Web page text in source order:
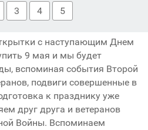
3 4 5
с наступающим Днем
9 мая и мы будет
вспоминая события Второй
подвиги совершенные в
к празднику уже
друг друга и ветеранов
Войны. Вспоминаем